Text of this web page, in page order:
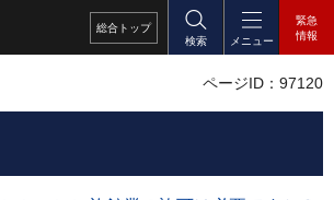
総合 トップ
検索
メニュー
緊急
情報
ページID：97120